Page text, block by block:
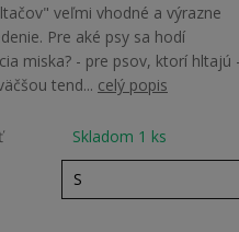
veľmi vhodné a výrazne
Pre aké psy sa hodí
miska? - pre psov, ktorí hltajú
tend... celý popis
Skladom 1 ks